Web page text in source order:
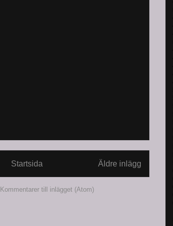
Äldre inlägg
Startsida
Kommentarer till inlägget (Atom)